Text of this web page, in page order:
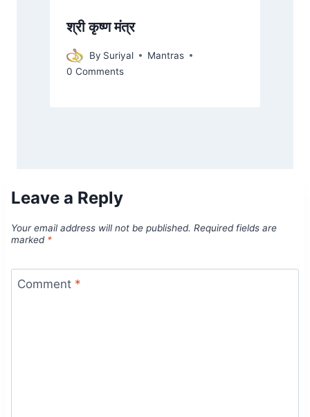
श्री कृष्ण मंत्र
By Suriyal
Mantras
0 Comments
Leave a Reply
Your email address will not be published. Required fields are
marked *
Comment *